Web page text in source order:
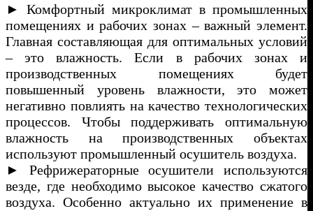
► Комфортный микроклимат в промышленных
помещениях и рабочих зонах – важный элемент.
Главная составляющая для оптимальных условий
– это влажность. Если в рабочих зонах и
производственных помещениях будет
повышенный уровень влажности, это может
негативно повлиять на качество технологических
процессов. Чтобы поддерживать оптимальную
влажность на производственных объектах
используют промышленный осушитель воздуха.
► Рефрижераторные осушители используются
везде, где необходимо высокое качество сжатого
воздуха. Особенно актуально их применение в